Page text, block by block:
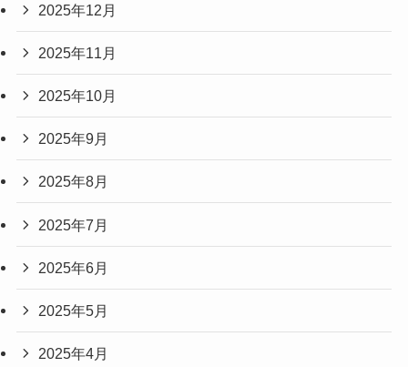
2025年12月
2025年11月
2025年10月
2025年9月
2025年8月
2025年7月
2025年6月
2025年5月
2025年4月